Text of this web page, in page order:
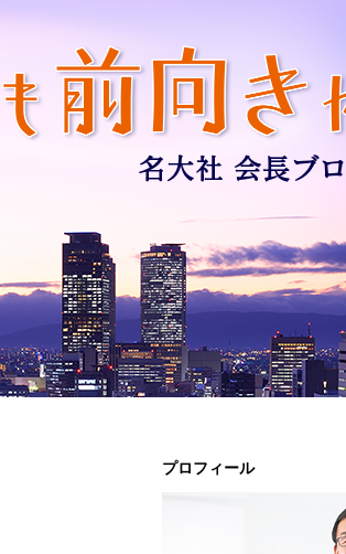
プロフィール